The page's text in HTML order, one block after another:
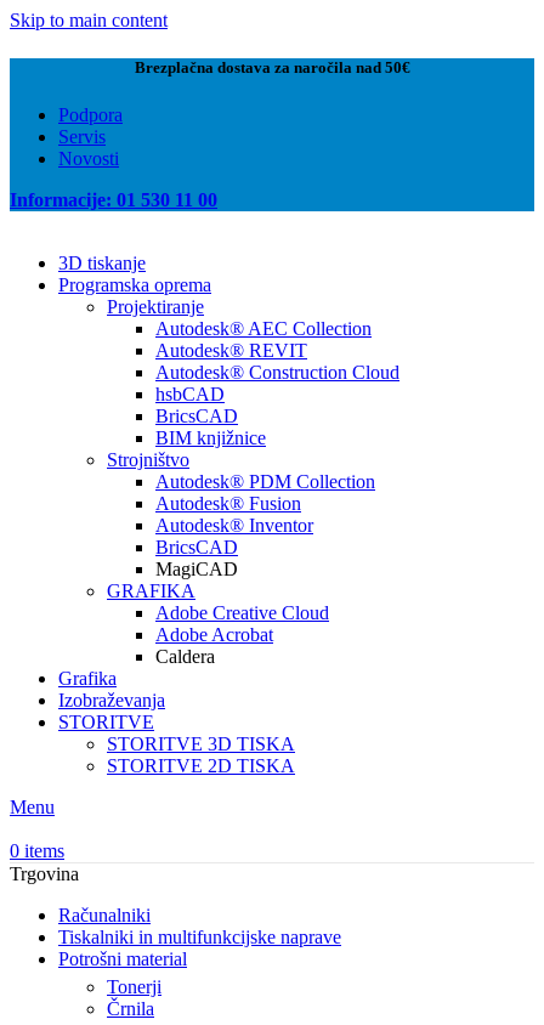
Skip to main content
Brezplačna dostava za naročila nad 50€
Podpora
Servis
Novosti
Informacije: 01 530 11 00
3D tiskanje
Programska oprema
Projektiranje
Autodesk® AEC Collection
Autodesk® REVIT
Autodesk® Construction Cloud
hsbCAD
BricsCAD
BIM knjižnice
Strojništvo
Autodesk® PDM Collection
Autodesk® Fusion
Autodesk® Inventor
BricsCAD
MagiCAD
GRAFIKA
Adobe Creative Cloud
Adobe Acrobat
Caldera
Grafika
Izobraževanja
STORITVE
STORITVE 3D TISKA
STORITVE 2D TISKA
Menu
0 items
Trgovina
Računalniki
Tiskalniki in multifunkcijske naprave
Potrošni material
Tonerji
Črnila